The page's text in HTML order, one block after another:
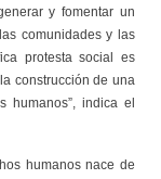
y fomentar un
comunidades y las
protesta social es
construcción de una
humanos”, indica el
humanos nace de